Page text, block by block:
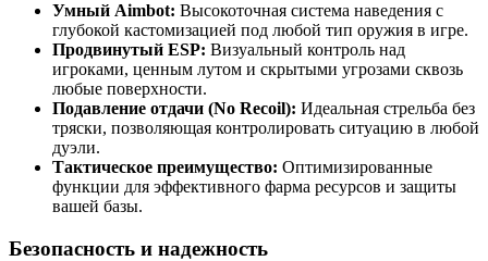
Умный Aimbot: Высокоточная система наведения с
глубокой кастомизацией под любой тип оружия в игре.
Продвинутый ESP: Визуальный контроль над
игроками, ценным лутом и скрытыми угрозами сквозь
любые поверхности.
Подавление отдачи (No Recoil): Идеальная стрельба без
тряски, позволяющая контролировать ситуацию в любой
дуэли.
Тактическое преимущество: Оптимизированные
функции для эффективного фарма ресурсов и защиты
вашей базы.
Безопасность и надежность